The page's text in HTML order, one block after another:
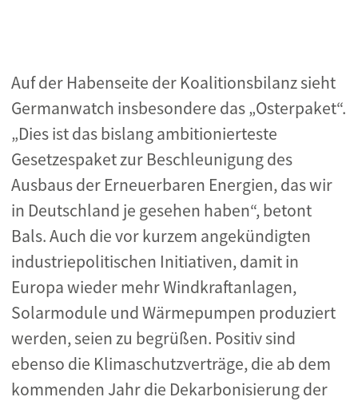
Auf der Habenseite der Koalitionsbilanz sieht
Germanwatch insbesondere das „Osterpaket“.
„Dies ist das bislang ambitionierteste
Gesetzespaket zur Beschleunigung des
Ausbaus der Erneuerbaren Energien, das wir
in Deutschland je gesehen haben“, betont
Bals. Auch die vor kurzem angekündigten
industriepolitischen Initiativen, damit in
Europa wieder mehr Windkraftanlagen,
Solarmodule und Wärmepumpen produziert
werden, seien zu begrüßen. Positiv sind
ebenso die Klimaschutzverträge, die ab dem
kommenden Jahr die Dekarbonisierung der